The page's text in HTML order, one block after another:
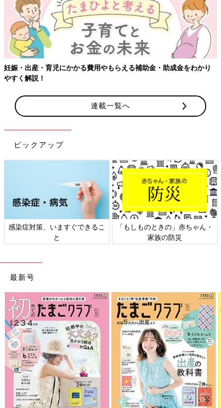
娠・出産・育児にかかる費用やもらえる補助金・助成金をわかり
すく解説！
連載一覧へ
ピックアップ
感染症対策、いますぐできるこ
と
「もしものときの」赤ちゃん・
家族の防災
最新号